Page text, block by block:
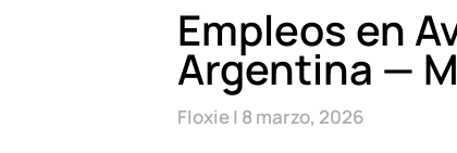
Empleos en
Argentina —
Floxie 8 marzo, 2026